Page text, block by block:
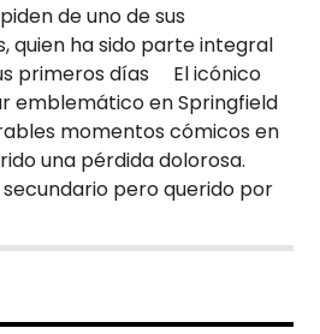
de uno de sus
quien ha sido parte integral
primeros días El icónico
emblemático en Springfield
momentos cómicos en
una pérdida dolorosa.
pero querido por